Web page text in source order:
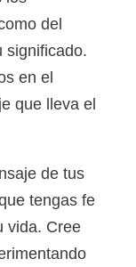
del
significado.
en el
que lleva el
de tus
tengas fe
vida. Cree